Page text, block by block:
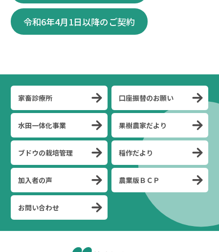
令和6年4月1日以降のご契約
家畜診療所 口座振替のお願い
水田一体化事業 果樹農家だより
ブドウの栽培管理 稲作だより
加入者の声 農業版ＢＣＰ
お問い合わせ